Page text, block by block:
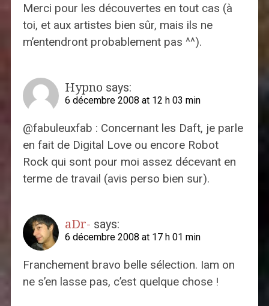
Merci pour les découvertes en tout cas (à
toi, et aux artistes bien sûr, mais ils ne
m’entendront probablement pas ^^).
Hypno says:
6 décembre 2008 at 12 h 03 min
@fabuleuxfab : Concernant les Daft, je parle
en fait de Digital Love ou encore Robot
Rock qui sont pour moi assez décevant en
terme de travail (avis perso bien sur).
aDr- says:
6 décembre 2008 at 17 h 01 min
Franchement bravo belle sélection. Iam on
ne s’en lasse pas, c’est quelque chose !